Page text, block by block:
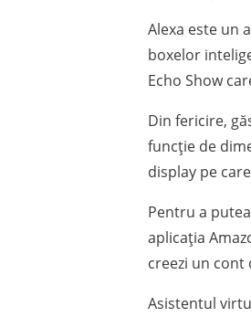
Alexa este un
boxelor
Echo Show
Din fericire,
funcție de
display pe
Pentru a
aplicația
creezi un cont
Asistentul